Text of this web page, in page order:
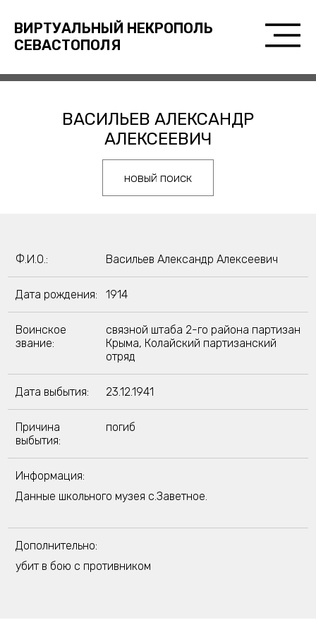
ВИРТУАЛЬНЫЙ НЕКРОПОЛЬ
СЕВАСТОПОЛЯ
ВАСИЛЬЕВ АЛЕКСАНДР
АЛЕКСЕЕВИЧ
новый поиск
Ф.И.О.: Васильев Александр Алексеевич
Дата рождения: 1914
Воинское
звание:
связной штаба 2-го района партизан
Крыма, Колайский партизанский
отряд
Дата выбытия: 23.12.1941
Причина
выбытия:
погиб
Информация:
Данные школьного музея с.Заветное.
Дополнительно:
убит в бою с противником